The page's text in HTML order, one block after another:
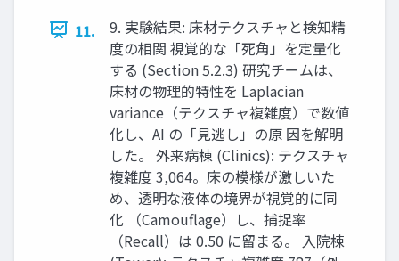
11.
9. 実験結果: 床材テクスチャと検知精
度の相関 視覚的な「死角」を定量化
する (Section 5.2.3) 研究チームは、
床材の物理的特性を Laplacian
variance（テクスチャ複雑度）で数値
化し、AI の「見逃し」の原 因を解明
した。 外来病棟 (Clinics): テクスチャ
複雑度 3,064。床の模様が激しいた
め、透明な液体の境界が視覚的に同
化 （Camouflage）し、捕捉率
（Recall）は 0.50 に留まる。 入院棟